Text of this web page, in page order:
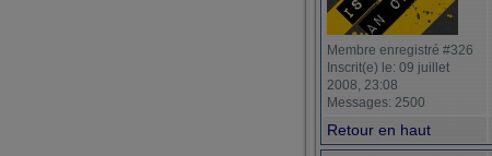
Membre enregistré #326
Inscrit(e) le: 09 juillet
2008, 23:08
Messages: 2500
Retour en haut